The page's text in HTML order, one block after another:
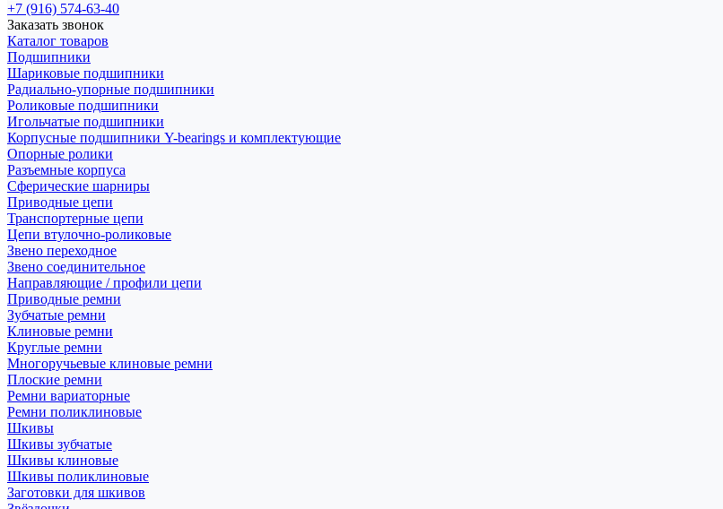
+7 (916) 574-63-40
Заказать звонок
Каталог товаров
Подшипники
Шариковые подшипники
Радиально-упорные подшипники
Роликовые подшипники
Игольчатые подшипники
Корпусные подшипники Y-bearings и комплектующие
Опорные ролики
Разъемные корпуса
Сферические шарниры
Приводные цепи
Транспортерные цепи
Цепи втулочно-роликовые
Звено переходное
Звено соединительное
Направляющие / профили цепи
Приводные ремни
Зубчатые ремни
Клиновые ремни
Круглые ремни
Многоручьевые клиновые ремни
Плоские ремни
Ремни вариаторные
Ремни поликлиновые
Шкивы
Шкивы зубчатые
Шкивы клиновые
Шкивы поликлиновые
Заготовки для шкивов